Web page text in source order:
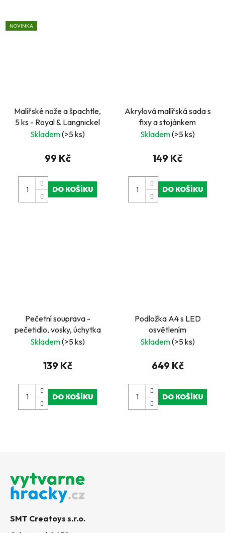
NOVINKA
Malířské nože a špachtle,
5 ks - Royal & Langnickel
Skladem(>5 ks)
99 Kč
DO KOŠÍKU
Akrylová malířská sada s
fixy a stojánkem
Skladem(>5 ks)
149 Kč
DO KOŠÍKU
Pečetní souprava -
pečetidlo, vosky, úchytka
Skladem(>5 ks)
139 Kč
DO KOŠÍKU
Podložka A4 s LED
osvětlením
Skladem(>5 ks)
649 Kč
DO KOŠÍKU
SMT Creatoys s.r.o.